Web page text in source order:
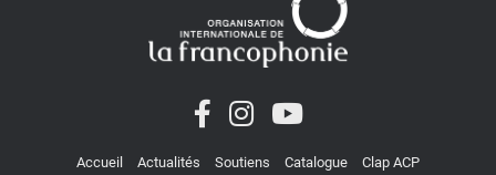
Accueil Actualités Soutiens Catalogue Clap ACP